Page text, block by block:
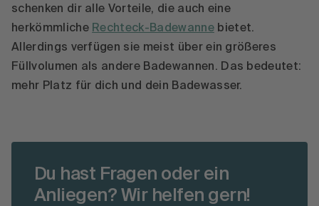
schenken dir alle Vorteile, die auch eine
herkömmliche Rechteck-Badewannebietet.
Allerdings verfügen sie meist über ein größeres
Füllvolumen als andere Badewannen. Das bedeutet:
mehr Platz für dich und dein Badewasser.
Du hast Fragen oder ein
Anliegen? Wir helfen gern!